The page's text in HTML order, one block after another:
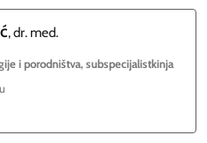
, dr. med.
i porodništva, subspecijalistkinja